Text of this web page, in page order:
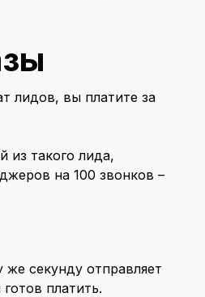
лидов, вы платите за
из такого лида,
на 100 звонков –
секунду отправляет
платить.